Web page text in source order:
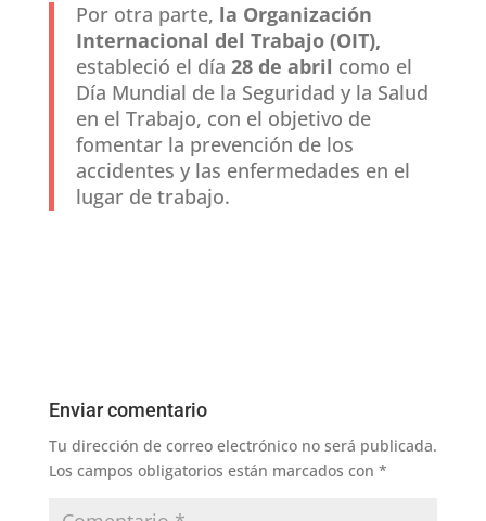
Por otra parte, la Organización
Internacional del Trabajo (OIT),
estableció el día 28 de abril como el
Día Mundial de la Seguridad y la Salud
en el Trabajo, con el objetivo de
fomentar la prevención de los
accidentes y las enfermedades en el
lugar de trabajo.
Enviar comentario
Tu dirección de correo electrónico no será publicada.
Los campos obligatorios están marcados con *